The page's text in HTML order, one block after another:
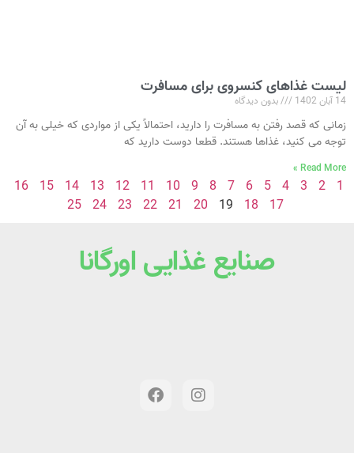
لیست غذاهای کنسروی برای مسافرت
14 آبان 1402 بدون دیدگاه
زمانی که قصد رفتن به مسافرت را دارید، احتمالاً یکی از مواردی که خیلی به آن
توجه می‌ کنید، غذاها هستند. قطعا دوست دارید که
Read More »
1
2
3
4
5
6
7
8
9
10
11
12
13
14
15
16
17
18
19
20
21
22
23
24
25
صنایع غذایی اورگانا